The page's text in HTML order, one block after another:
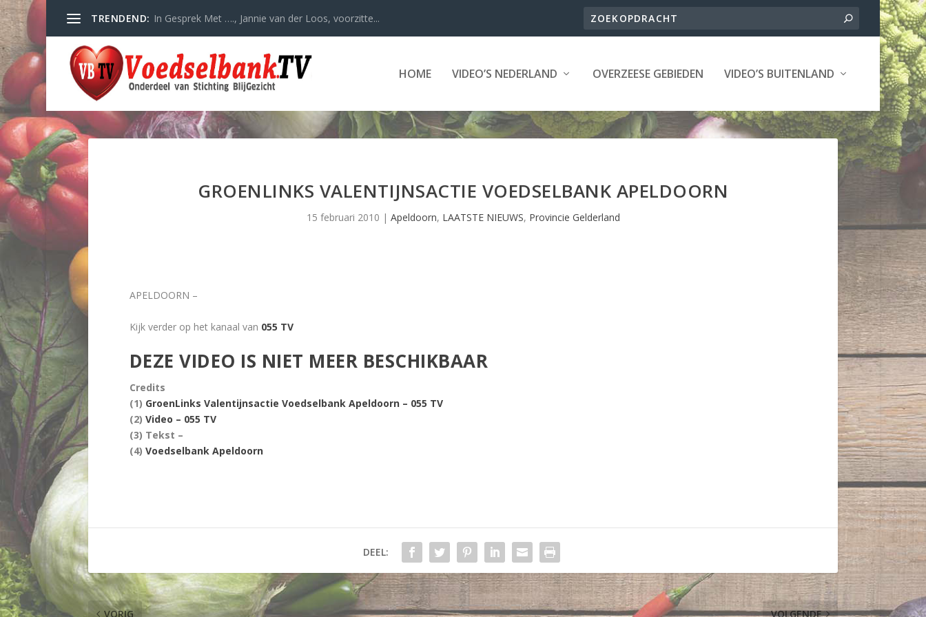
TRENDEND: In Gesprek Met …., Jannie van der Loos, voorzitte...
HOME VIDEO’S NEDERLAND OVERZEESE GEBIEDEN VIDEO’S BUITENLAND
GROENLINKS VALENTIJNSACTIE VOEDSELBANK APELDOORN
15 februari 2010 | Apeldoorn, LAATSTE NIEUWS, Provincie Gelderland
APELDOORN –
Kijk verder op het kanaal van 055 TV
DEZE VIDEO IS NIET MEER BESCHIKBAAR
Credits
(1) GroenLinks Valentijnsactie Voedselbank Apeldoorn – 055 TV
(2) Video – 055 TV
(3) Tekst –
(4) Voedselbank Apeldoorn
DEEL:
VORIG VOLGENDE